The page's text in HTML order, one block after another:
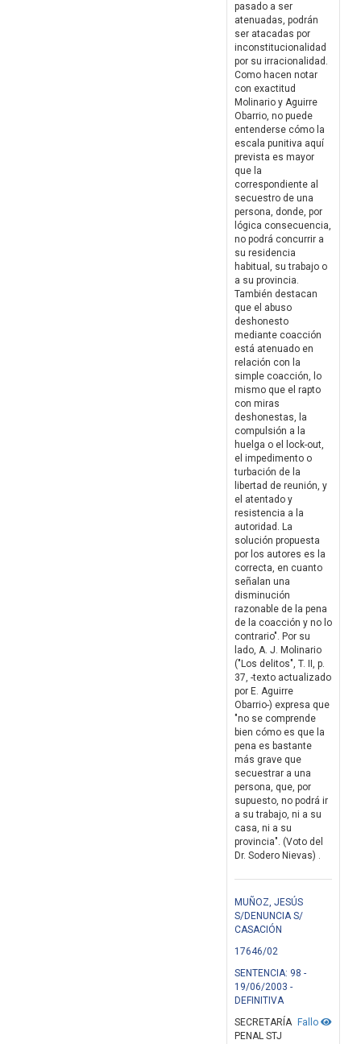
pasado a ser
atenuadas, podrán
ser atacadas por
inconstitucionalidad
por su irracionalidad.
Como hacen notar
con exactitud
Molinario y Aguirre
Obarrio, no puede
entenderse cómo la
escala punitiva aquí
prevista es mayor
que la
correspondiente al
secuestro de una
persona, donde, por
lógica consecuencia,
no podrá concurrir a
su residencia
habitual, su trabajo o
a su provincia.
También destacan
que el abuso
deshonesto
mediante coacción
está atenuado en
relación con la
simple coacción, lo
mismo que el rapto
con miras
deshonestas, la
compulsión a la
huelga o el lock-out,
el impedimento o
turbación de la
libertad de reunión, y
el atentado y
resistencia a la
autoridad. La
solución propuesta
por los autores es la
correcta, en cuanto
señalan una
disminución
razonable de la pena
de la coacción y no lo
contrario". Por su
lado, A. J. Molinario
("Los delitos", T. II, p.
37, -texto actualizado
por E. Aguirre
Obarrio-) expresa que
"no se comprende
bien cómo es que la
pena es bastante
más grave que
secuestrar a una
persona, que, por
supuesto, no podrá ir
a su trabajo, ni a su
casa, ni a su
provincia". (Voto del
Dr. Sodero Nievas) .
MUÑOZ, JESÚS
S/DENUNCIA S/
CASACIÓN
17646/02
SENTENCIA: 98 -
19/06/2003 -
DEFINITIVA
Fallo
SECRETARÍA
PENAL STJ